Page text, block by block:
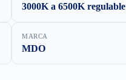
3000K a 6500K regulable
MARCA
MDO